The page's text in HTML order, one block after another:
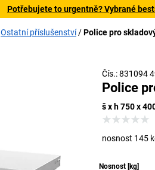
Potřebujete to urgentně? Vybrané
Ostatní příslušenství Police pro
Čís.: 831094
Police
š x h 750 x
nosnost 145
Nosnost [kg]